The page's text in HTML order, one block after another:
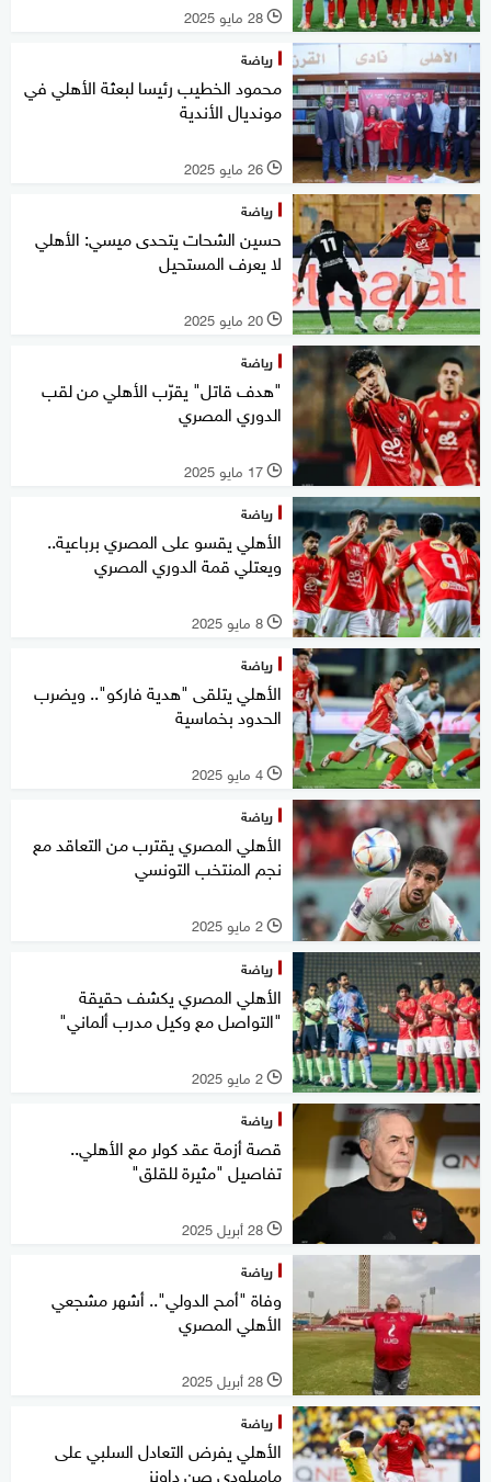
l 28 مايو 2025
رياضة
محمود الخطيب رئيسا لبعثة الأهلي في
مونديال الأندية
l 26 مايو 2025
رياضة
حسين الشحات يتحدى ميسي: الأهلي
لا يعرف المستحيل
l 20 مايو 2025
رياضة
"هدف قاتل" يقرّب الأهلي من لقب
الدوري المصري
l 17 مايو 2025
رياضة
الأهلي يقسو على المصري برباعية..
ويعتلي قمة الدوري المصري
l 8 مايو 2025
رياضة
الأهلي يتلقى "هدية فاركو".. ويضرب
الحدود بخماسية
l 4 مايو 2025
رياضة
الأهلي المصري يقترب من التعاقد مع
نجم المنتخب التونسي
l 2 مايو 2025
رياضة
الأهلي المصري يكشف حقيقة
"التواصل مع وكيل مدرب ألماني"
l 2 مايو 2025
رياضة
قصة أزمة عقد كولر مع الأهلي..
تفاصيل "مثيرة للقلق"
l 28 أبريل 2025
رياضة
وفاة "أمح الدولي".. أشهر مشجعي
الأهلي المصري
l 28 أبريل 2025
رياضة
الأهلي يفرض التعادل السلبي على
ماميلودي صن داونز